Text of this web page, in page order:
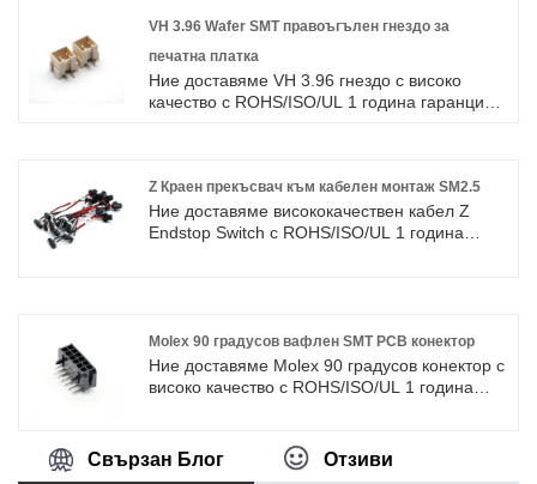
обхващайки по -голямата част от пазара в
Китай.
VH 3.96 Wafer SMT правоъгълен гнездо за
печатна платка
Ние доставяме VH 3.96 гнездо с високо
качество с ROHS/ISO/UL 1 година гаранция.
от пазара в Азия, Европа и Америка.
Очакваме да станем ваши дългосрочни
партньори в Китай.
Z Краен прекъсвач към кабелен монтаж SM2.5
Ние доставяме висококачествен кабел Z
Endstop Switch с ROHS/ISO/UL 1 година
Америка. Очакваме да станем ваши
дългосрочни партньори в Китай.
Molex 90 градусов вафлен SMT PCB конектор
Ние доставяме Molex 90 градусов конектор с
високо качество с ROHS/ISO/UL 1 година
продължение на 10 години, обхващайки по
-голямата част от пазара в Азия, Европа и
Свързан Блог Отзиви